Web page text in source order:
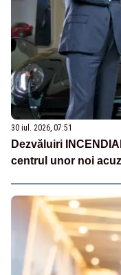
30 iul. 2026, 07:51
Dezvăluiri
centrul unor noi